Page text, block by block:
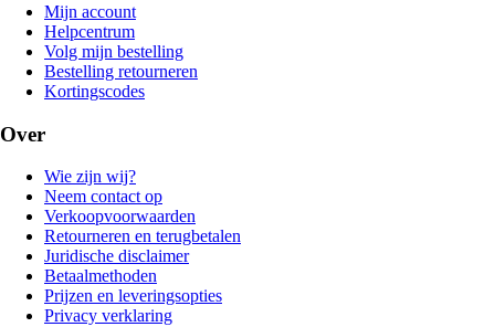
Mijn account
Helpcentrum
Volg mijn bestelling
Bestelling retourneren
Kortingscodes
Over
Wie zijn wij?
Neem contact op
Verkoopvoorwaarden
Retourneren en terugbetalen
Juridische disclaimer
Betaalmethoden
Prijzen en leveringsopties
Privacy verklaring